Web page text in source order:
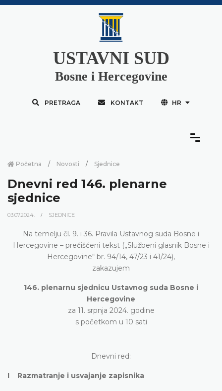
USTAVNI SUD
Bosne i Hercegovine
PRETRAGA KONTAKT HR
Početna Novosti Sjednice
Dnevni red 146. plenarne
sjednice
03.07.2024. SJEDNICE
Na temelju čl. 9. i 36. Pravila Ustavnog suda Bosne i
Hercegovine – prečišćeni tekst („Službeni glasnik Bosne i
Hercegovine“ br. 94/14, 47/23 i 41/24),
zakazujem
146. plenarnu sjednicu Ustavnog suda Bosne i
Hercegovine
za 11. srpnja 2024. godine
s početkom u 10 sati
Dnevni red:
I Razmatranje i usvajanje zapisnika